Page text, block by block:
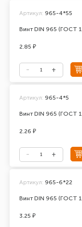
Винт DIN 965 (ГОСТ
Артикул: 965-4*55
2.85 ₽
Винт DIN 965 (ГОСТ
Артикул: 965-4*5
2.26 ₽
Винт DIN 965 (ГОСТ
Артикул: 965-6*22
3.25 ₽